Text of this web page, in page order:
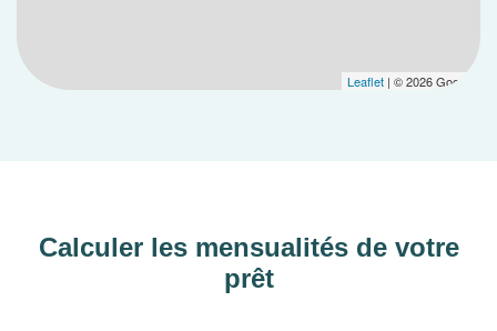
Leaflet | © 2026 Google
Calculer les mensualités de votre
prêt